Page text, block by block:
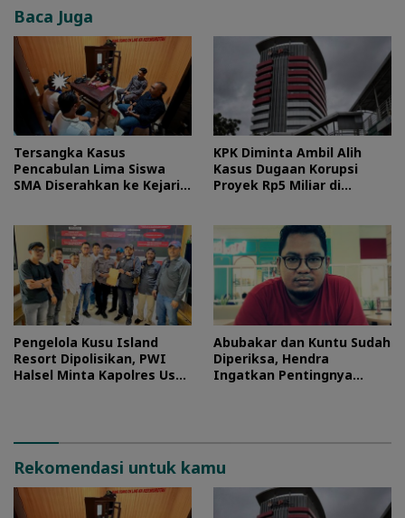
Baca Juga
Tersangka Kasus
Pencabulan Lima Siswa
SMA Diserahkan ke Kejari
KPK Diminta Ambil Alih
Kasus Dugaan Korupsi
Proyek Rp5 Miliar di
Pengelola Kusu Island
Resort Dipolisikan, PWI
Halsel Minta Kapolres Usut
Abubakar dan Kuntu Sudah
Diperiksa, Hendra
Ingatkan Pentingnya
Rekomendasi untuk kamu